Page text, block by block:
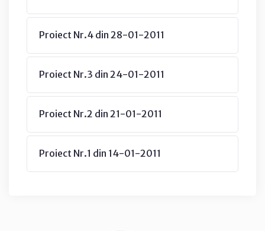
Proiect Nr.4 din 28-01-2011
Proiect Nr.3 din 24-01-2011
Proiect Nr.2 din 21-01-2011
Proiect Nr.1 din 14-01-2011